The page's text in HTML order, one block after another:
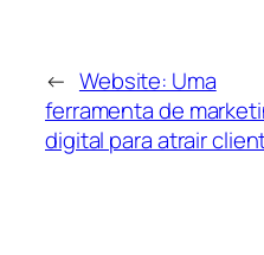
← Website: Uma
ferramenta de
digital para atrair